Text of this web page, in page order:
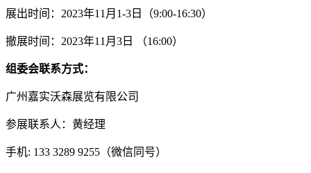
展出时间：2023年11月1-3日（9:00-16:30）
撤展时间：2023年11月3日 （16:00）
组委会联系方式：
广州嘉实沃森展览有限公司
参展联系人：黄经理
手机: 133 3289 9255（微信同号）